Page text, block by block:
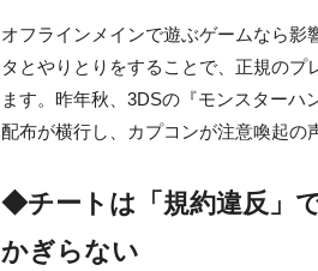
オフラインメインで遊ぶゲームなら影
タとやりとりをすることで、正規のプ
ます。昨年秋、3DSの『モンスターハ
配布が横行し、カプコンが注意喚起の
◆チートは「規約違反」
かぎらない